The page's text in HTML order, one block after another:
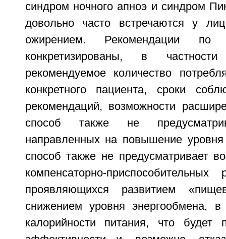
синдром ночного апноэ и синдром
довольно часто встречаются у
ожирением. Рекомендации по
конкретизированы, в
рекомендуемое количество
конкретного пациента, сроки
рекомендаций, возможности
способ также не
направленных на повышение уровня
способ также не предусматривает
компенсаторно-приспособительных
проявляющихся развитием
снижением уровня энергообмена,
калорийности питания, что будет